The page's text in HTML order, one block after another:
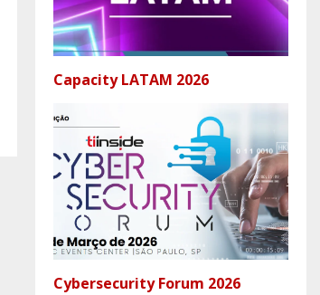
Capacity LATAM 2026
Cybersecurity Forum 2026